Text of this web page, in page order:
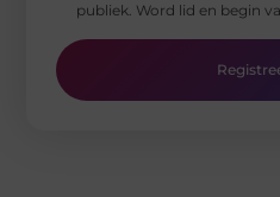
publiek. Word lid en begin